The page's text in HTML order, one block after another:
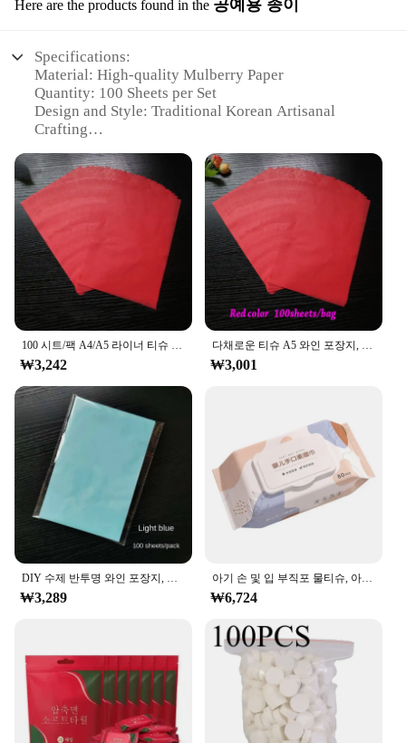
Here are the products found in the 공예용 종이
Specifications:
Material: High-quality Mulberry Paper
Quantity: 100 Sheets per Set
Design and Style: Traditional Korean Artisanal
Crafting
DIY Enthusiasts
Shape and Size: Versatile Sizes to Suit Various
Performance and Property: Durable and Suitable for
Watercolor, Ink, and Pencil
Features:
|Wholesale|Vendors|
**Unmatched Craftsmanship and Quality**
The 물티슈 100매 set is a testament to the enduring
legacy of Korean artisanal paper-making. Each
sheet is crafted from premium mulberry paper,
renowned for its strength and durability. Whether
you're a seasoned artist or a hobbyist, this set is
designed to cater to a wide range of creative needs.
The paper's versatility makes it suitable for a
multitude of artistic mediums, including watercolor,
ink, and pencil, ensuring that your creations come
to life with vibrant colors and crisp lines.
**A Set for Every Artistic Endeavor**
With 100 sheets in each set, the 물티슈 100매 offers
an abundance of creative possibilities. The sheets
come in a variety of sizes, allowing you to choose
the perfect fit for your project. Whether you're
working on a detailed illustration, a large-scale
painting, or a delicate collage, this set provides the
foundation for your artistic expression. The
traditional Korean design and style of the paper not
only add an aesthetic appeal but also serve as a nod
to the rich cultural heritage of paper-making.
100 시트/팩 A4/A5 라이너 티슈 페이퍼 의류 셔츠 신발 DIY 수제 반투명 와인 포장지 선물 포장
₩3,242
다채로운 티슈 A5 와인 포장지, DIY 접이식 공예 종이, 웨딩 파티 홈 장식 포장 용품, 가방 당 100 매, 21x14cm
₩3,001
DIY 수제 반투명 와인 포장지, 의류 셔츠 신발, A4, A5 라이너 티슈 페이퍼, 선물 포장, 100 매 팩
₩3,289
아기 손 및 입 부직포 물티슈, 아기 스킨 케어, 가정용 세안, 세안 및 관리
₩6,724